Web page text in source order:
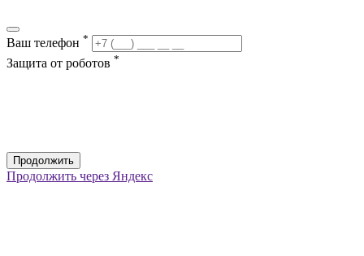
Ваш телефон *
Защита от роботов *
Продолжить
Продолжить через Яндекс